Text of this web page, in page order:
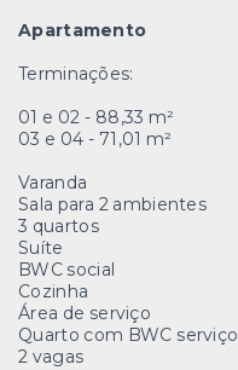
Apartamento
Terminações:
01 e 02 - 88,33 m²
03 e 04 - 71,01 m²
Varanda
Sala para 2 ambientes
3 quartos
Suíte
BWC social
Cozinha
Área de serviço
Quarto com BWC serviço
2 vagas